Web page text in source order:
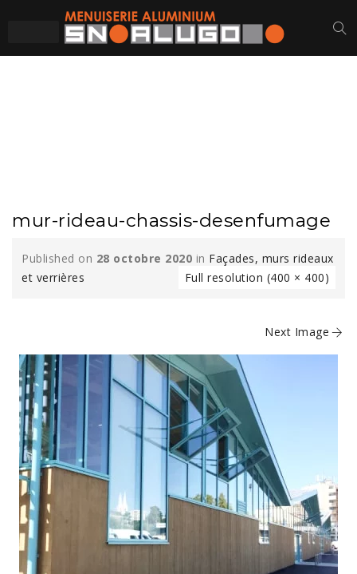
mur-rideau-chassis-desenfumage
Published on 28 octobre 2020 in Façades, murs rideaux
et verrières
Full resolution (400 × 400)
Next Image